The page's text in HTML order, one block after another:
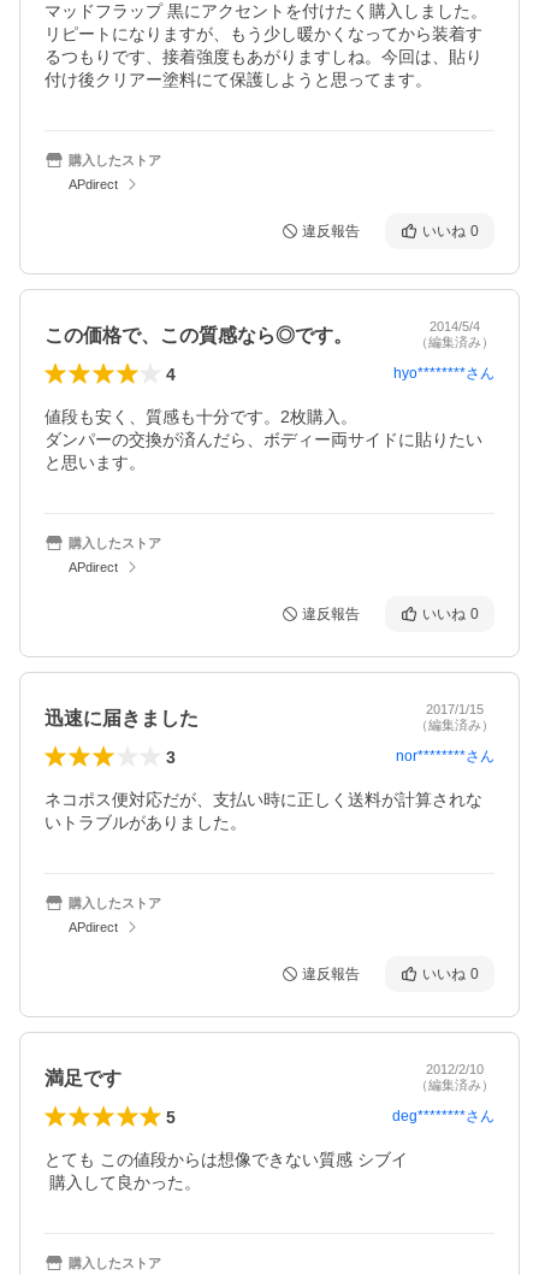
マッドフラップ 黒にアクセントを付けたく購入しました。
リピートになりますが、もう少し暖かくなってから装着す
るつもりです、接着強度もあがりますしね。今回は、貼り
付け後クリアー塗料にて保護しようと思ってます。
購入したストア
APdirect
違反報告 いいね 0
この価格で、この質感なら◎です。
2014/5/4
（編集済み）
4 hyo********さん
値段も安く、質感も十分です。2枚購入。
ダンパーの交換が済んだら、ボディー両サイドに貼りたい
と思います。
購入したストア
APdirect
違反報告 いいね 0
迅速に届きました
2017/1/15
（編集済み）
3 nor********さん
ネコポス便対応だが、支払い時に正しく送料が計算されな
いトラブルがありました。
購入したストア
APdirect
違反報告 いいね 0
満足です
2012/2/10
（編集済み）
5 deg********さん
とても この値段からは想像できない質感 シブイ
購入して良かった。
購入したストア